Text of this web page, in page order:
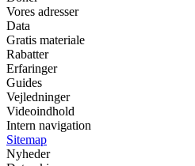
Vores adresser
Data
Gratis materiale
Rabatter
Erfaringer
Guides
Vejledninger
Videoindhold
Intern navigation
Sitemap
Nyheder